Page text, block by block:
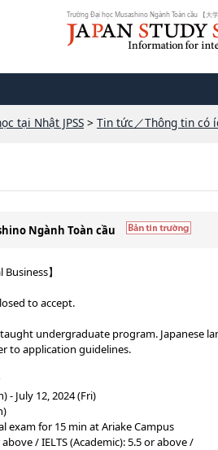
tại Nhật JPSS > Tin tức／Thông tin có
Ngành Toàn cầu
】
to accept.
undergraduate program. Japanese
to application guidelines.
- July 12, 2024 (Fri)
exam for 15 min at Ariake Campus
/ IELTS (Academic): 5.5 or above /